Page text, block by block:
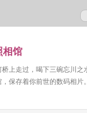
相馆
上走过，喝下三碗忘川之
保存着你前世的数码相片。